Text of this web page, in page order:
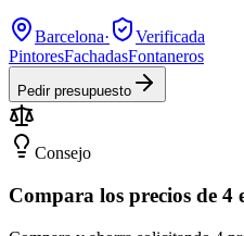
Barcelona·
Verificada
PintoresFachadasFontaneros
Pedir presupuesto
Consejo
Compara los precios de 4